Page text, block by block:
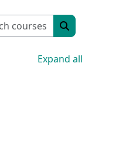
Search courses
Search courses
Expand all